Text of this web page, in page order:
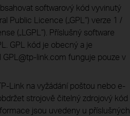
softwarový kód vyvinutý
Public Licence („GPL“) verze 1 /
(„LGPL“). Příslušný software
GPL kód je obecný a je
GPL@tp-link.com funguje pouze v
Link na vyžádání poštou nebo e-
strojově čitelný zdrojový kód
jsou uvedeny u příslušných